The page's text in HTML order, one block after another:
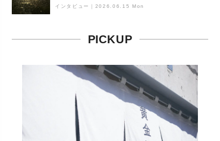
ケープ
インタビュー 2026.06.15 Mon
PICKUP